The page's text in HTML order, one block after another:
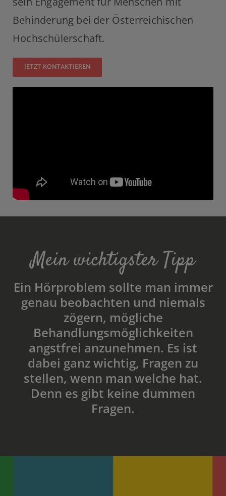
Behinderung bei der Österreichischen
Hochschülerschaft.
JETZT KONTAKTIEREN
Mein wichtigster Tipp
Ein Hörproblem sollte man immer
genau beobachten und niemals
zögern, mögliche
Behandlungsmöglichkeiten
angstfrei anzunehmen. Es ist
dabei ganz wichtig, Fragen zu
stellen, wenn man welche hat.
Denn es gibt keine dummen
Fragen.